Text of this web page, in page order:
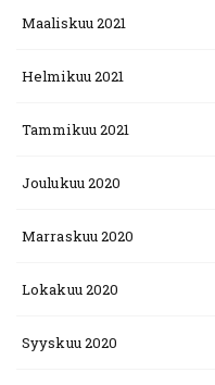
Maaliskuu 2021
Helmikuu 2021
Tammikuu 2021
Joulukuu 2020
Marraskuu 2020
Lokakuu 2020
Syyskuu 2020